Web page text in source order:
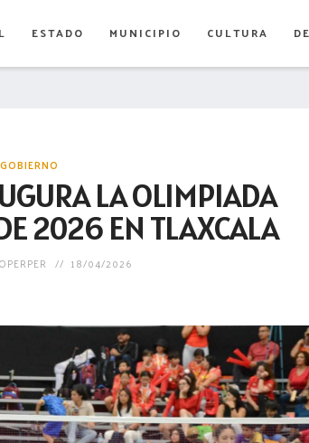
ESTADO MUNICIPIO CULTURA
GOBIERNO
LA OLIMPIADA
2026 EN TLAXCALA
18/04/2026